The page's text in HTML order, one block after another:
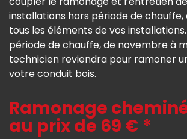
installations hors période de chauffe,
tous les éléments de vos
période de chauffe, de novembre à
technicien reviendra pour ramoner
votre conduit bois.
Ramonage
au prix de 69 € *